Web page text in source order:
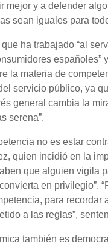
mejor y a defender
sean iguales para
ha trabajado “al
españoles”
la materia de
servicio público, ya
general cambia la
serena”.
no es estar
quien incidió en la
que alguien vigila
en privilegio”.
para recordar
a las reglas”,
también es